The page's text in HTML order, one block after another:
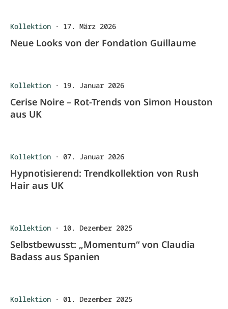
Kollektion · 17. März 2026
Neue Looks von der Fondation Guillaume
Kollektion · 19. Januar 2026
Cerise Noire – Rot-Trends von Simon Houston
aus UK
Kollektion · 07. Januar 2026
Hypnotisierend: Trendkollektion von Rush
Hair aus UK
Kollektion · 10. Dezember 2025
Selbstbewusst: „Momentum“ von Claudia
Badass aus Spanien
Kollektion · 01. Dezember 2025